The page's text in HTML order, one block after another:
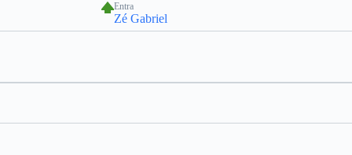
Entra
Zé Gabriel